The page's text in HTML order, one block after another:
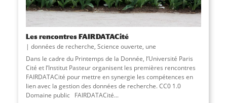
Les rencontres FAIRDATACité
données de recherche, Science ouverte, une
Dans le cadre du Printemps de la Donnée, l’Université Paris
Cité et l’Institut Pasteur organisent les premières rencontres
FAIRDATACité pour mettre en synergie les compétences en
lien avec la gestion des données de recherche. CC0 1.0
Domaine public FAIRDATACité...